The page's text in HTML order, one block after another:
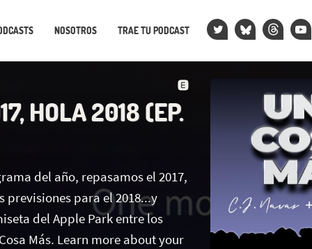
NOSOTROS TRAE TU PODCAST
HOLA 2018 (EP.
del año, repasamos el 2017,
previsiones para el 2018...y
del Apple Park entre los
Más. Learn more about your